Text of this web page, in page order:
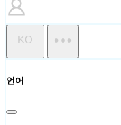
KO
언어